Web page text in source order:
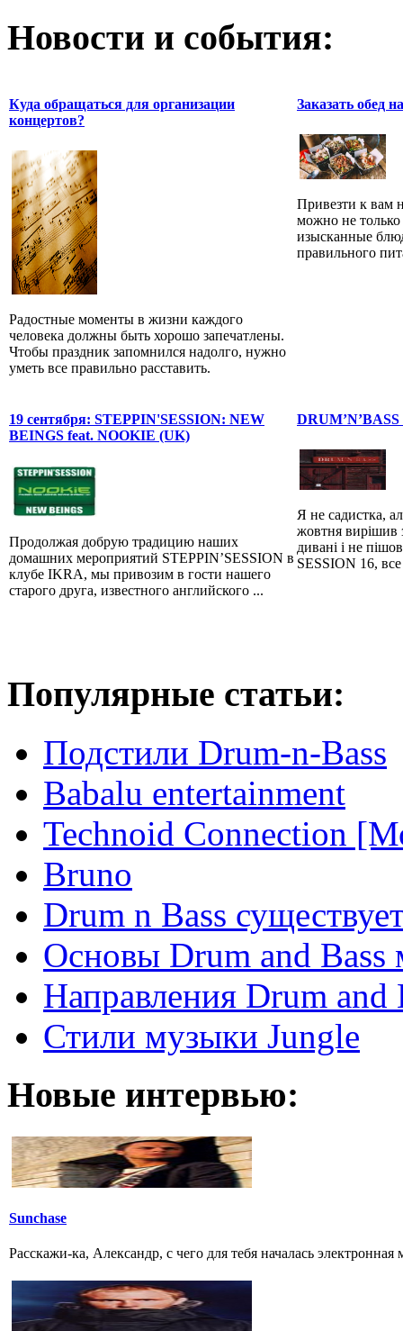
Новости и события:
Куда обращаться для организации
концертов?
Радостные моменты в жизни каждого
человека должны быть хорошо запечатлены.
Чтобы праздник запомнился надолго, нужно
уметь все правильно расставить.
Заказать обед
Привезти к вам
можно не
изысканные
правильного
19 сентября: STEPPIN'SESSION: NEW
BEINGS feat. NOOKIE (UK)
Продолжая добрую традицию наших
домашних мероприятий STEPPIN’SESSION в
клубе IKRA, мы привозим в гости нашего
старого друга, известного английского ...
Я не садистка,
жовтня вирішив
дивані і не
SESSION 16,
Популярные статьи:
Подстили Drum-n-Bass
Babalu entertainment
Technoid Connection
Bruno
Drum n Bass
Основы Drum and Bass
Направления Drum and
Стили музыки Jungle
Новые интервью:
Sunchase
Расскажи-ка, Александр, с чего для тебя началась электронная